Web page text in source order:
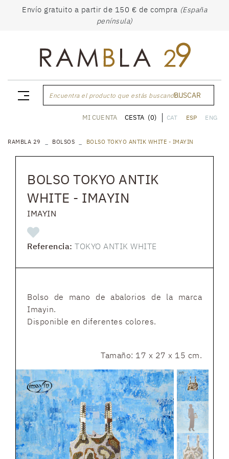
Envío gratuito a partir de 150 € de compra (España
península)
Encuentra el producto que estás buscando...BUSCAR
CAT ESP ENG
MI CUENTA CESTA (0)
RAMBLA 29 BOLSOS BOLSO TOKYO ANTIK WHITE - IMAYIN
BOLSO TOKYO ANTIK
WHITE - IMAYIN
IMAYIN
Referencia: TOKYO ANTIK WHITE
Bolso de mano de abalorios de la marca
Imayin.
Disponible en diferentes colores.
Tamaño: 17 x 27 x 15 cm.